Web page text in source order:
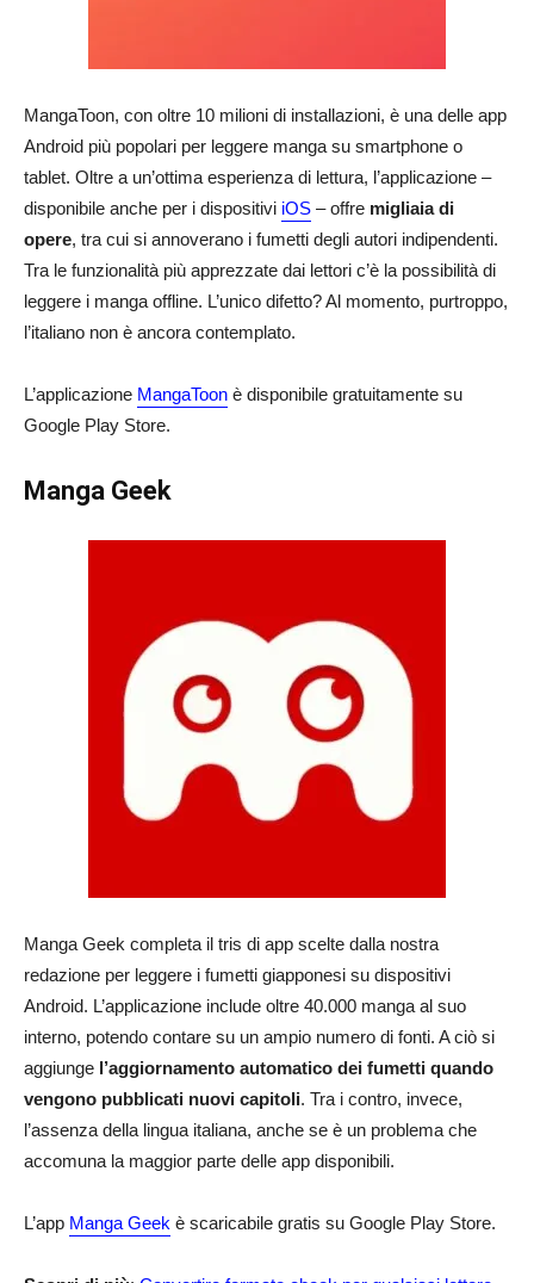
MangaToon, con oltre 10 milioni di installazioni, è una delle app
Android più popolari per leggere manga su smartphone o
tablet. Oltre a un’ottima esperienza di lettura, l’applicazione –
disponibile anche per i dispositivi iOS – offre migliaia di
opere, tra cui si annoverano i fumetti degli autori indipendenti.
Tra le funzionalità più apprezzate dai lettori c’è la possibilità di
leggere i manga offline. L’unico difetto? Al momento, purtroppo,
l’italiano non è ancora contemplato.
L’applicazione MangaToon è disponibile gratuitamente su
Google Play Store.
Manga Geek
Manga Geek completa il tris di app scelte dalla nostra
redazione per leggere i fumetti giapponesi su dispositivi
Android. L’applicazione include oltre 40.000 manga al suo
interno, potendo contare su un ampio numero di fonti. A ciò si
aggiunge l’aggiornamento automatico dei fumetti quando
vengono pubblicati nuovi capitoli. Tra i contro, invece,
l’assenza della lingua italiana, anche se è un problema che
accomuna la maggior parte delle app disponibili.
L’app Manga Geek è scaricabile gratis su Google Play Store.